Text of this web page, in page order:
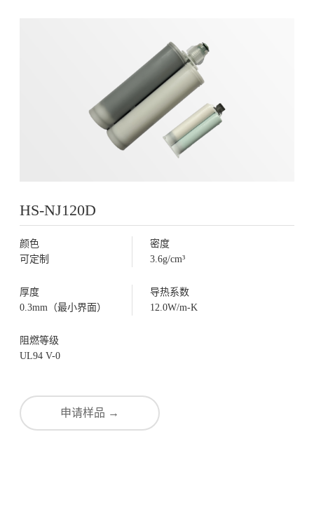
HS-NJ120D
颜色
可定制
密度
3.6g/cm³
厚度
0.3mm（最小界面）
导热系数
12.0W/m-K
阻燃等级
UL94 V-0
申请样品 →